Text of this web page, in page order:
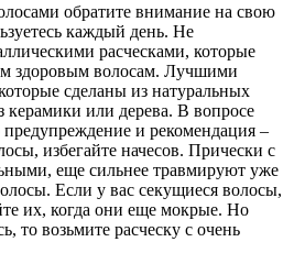
обратите внимание на свою
каждый день. Не
расческами, которые
здоровым волосам. Лучшими
сделаны из натуральных
керамики или дерева. В вопросе
и рекомендация –
избегайте начесов. Прически с
еще сильнее травмируют уже
Если у вас секущиеся волосы,
их, когда они еще мокрые. Но
то возьмите расческу с очень